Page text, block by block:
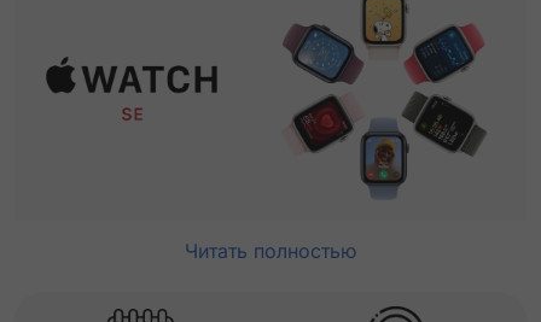
Читать полностью